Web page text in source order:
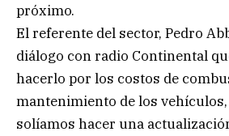
próximo.
El referente del sector, Pedro
diálogo con radio Continental
hacerlo por los costos de
mantenimiento de los
solíamos hacer una